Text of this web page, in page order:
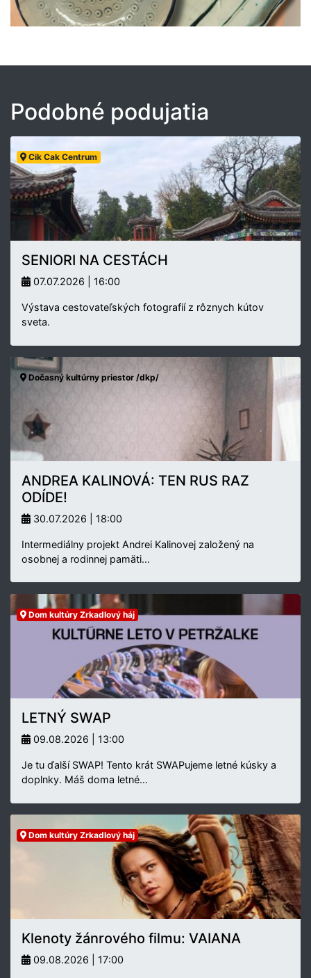
Podobné podujatia
Cik Cak Centrum
SENIORI NA CESTÁCH
07.07.2026 | 16:00
Výstava cestovateľských fotografií z rôznych kútov
sveta.
Dočasný kultúrny priestor /dkp/
ANDREA KALINOVÁ: TEN RUS RAZ
ODÍDE!
30.07.2026 | 18:00
Intermediálny projekt Andrei Kalinovej založený na
osobnej a rodinnej pamäti…
Dom kultúry Zrkadlový háj
LETNÝ SWAP
09.08.2026 | 13:00
Je tu ďalší SWAP! Tento krát SWAPujeme letné kúsky a
doplnky. Máš doma letné…
Dom kultúry Zrkadlový háj
Klenoty žánrového filmu: VAIANA
09.08.2026 | 17:00